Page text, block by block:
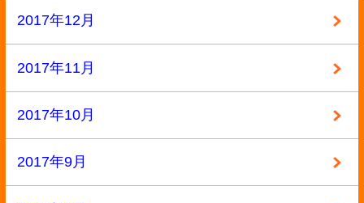
2016年3月
2015年12月
2015年11月
2015年10月